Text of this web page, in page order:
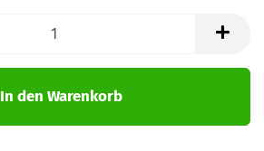
In den Warenkorb